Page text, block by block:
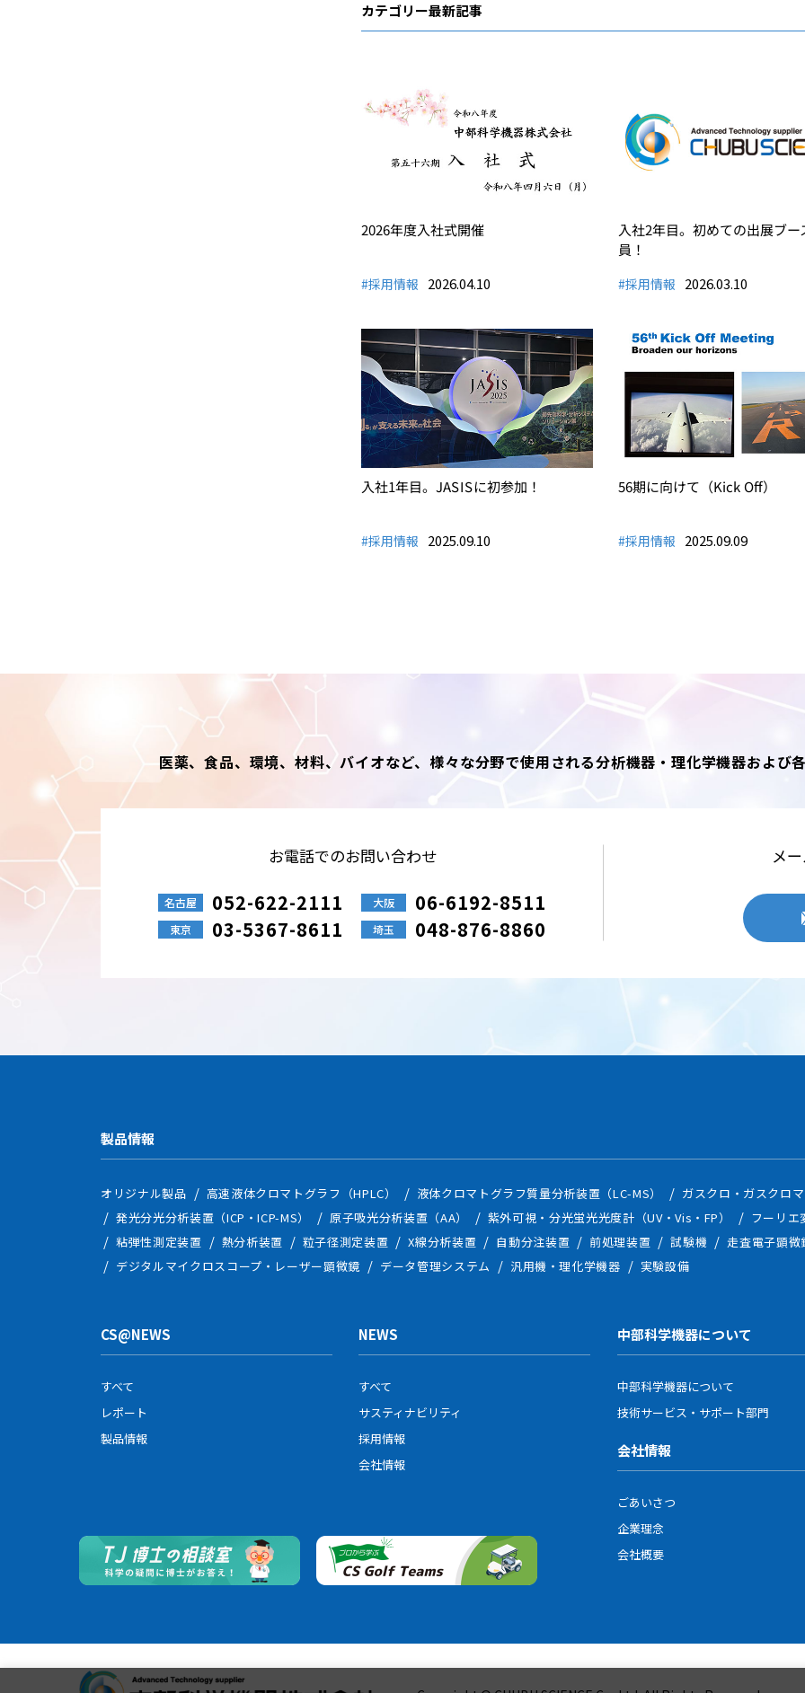
カテゴリー最新記事
2026年度入社式開催
#採用情報 2026.04.10
入社2年目。初めての出展ブー
員！
#採用情報 2026.03.10
入社1年目。JASISに初参加！
#採用情報 2025.09.10
56期に向けて（Kick Off）
#採用情報 2025.09.09
医薬、食品、環境、材料、バイオなど、様々な分野で使用される分析機器・理化学機器および
お電話でのお問い合わせ
名古屋 052-622-2111 大阪 06-6192-8511
東京 03-5367-8611 埼玉 048-876-8860
メ
製品情報
オリジナル製品 高速液体クロマトグラフ（HPLC） 液体クロマトグラフ質量分析装置（LC-MS）
ガスクロ・ガスクロ
発光分光分析装置（ICP・ICP-MS）
原子吸光分析装置（AA） 紫外可視・分光蛍光光度計（UV・Vis・FP）
フーリエ
粘弾性測定装置
熱分析装置 粒子径測定装置 X線分析装置 自動分注装置 前処理装置 試験機
走査電子顕微
デジタルマイクロスコープ・レーザー顕微鏡
データ管理システム 汎用機・理化学機器 実験設備
CS@NEWS
すべて
レポート
製品情報
NEWS
すべて
サスティナビリティ
採用情報
会社情報
中部科学機器について
中部科学機器について
技術サービス・サポート部門
会社情報
ごあいさつ
企業理念
会社概要